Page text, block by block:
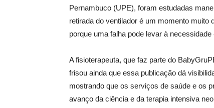
Pernambuco (UPE), foram estudadas
retirada do ventilador é um momento muito
porque uma falha pode levar à
A fisioterapeuta, que faz parte do
frisou ainda que essa publicação dá
mostrando que os serviços de saúde e os
avanço da ciência e da terapia intensiva